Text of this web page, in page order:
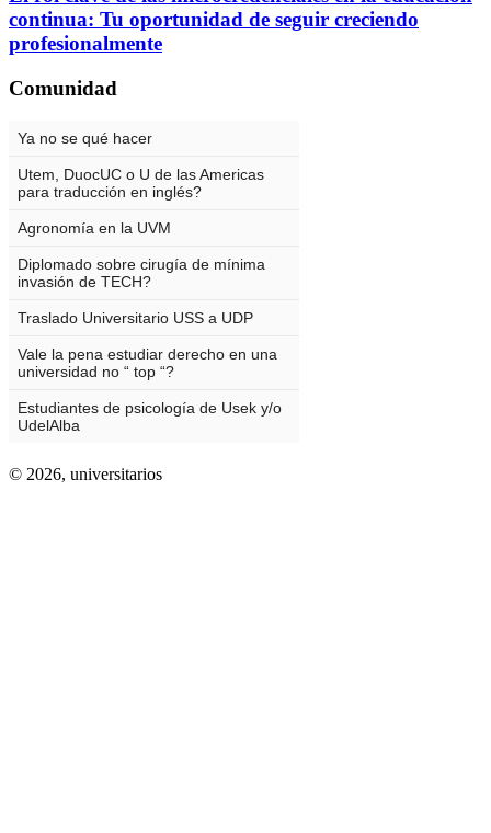
continua: Tu oportunidad de seguir creciendo
profesionalmente
Comunidad
© 2026, universitarios